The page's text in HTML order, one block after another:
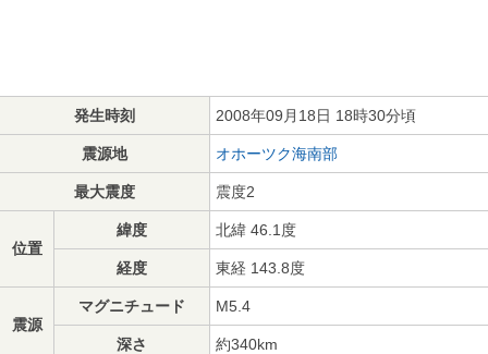
発生時刻 2008年09月18日 18時30分頃
震源地 オホーツク海南部
最大震度 震度2
位置
緯度 北緯 46.1度
経度 東経 143.8度
震源
マグニチュード M5.4
深さ 約340km